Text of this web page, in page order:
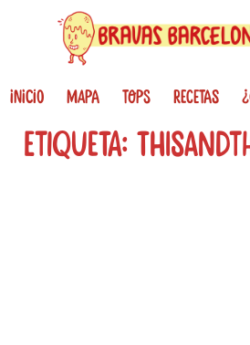
INICIO MAPA TOPS RECETAS
Etiqueta: